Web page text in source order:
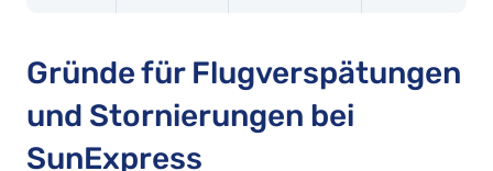
Gründe für Flugverspätungen
und Stornierungen bei
SunExpress